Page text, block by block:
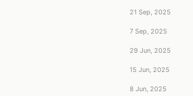
21 Sep, 2025
7 Sep, 2025
29 Jun, 2025
15 Jun, 2025
8 Jun, 2025